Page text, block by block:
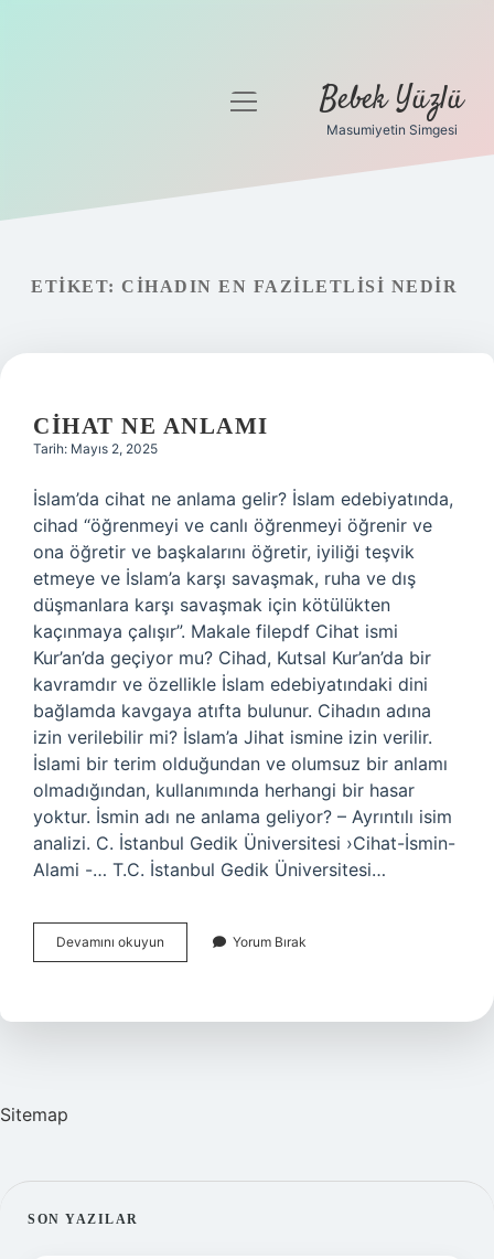
Gizlilik Politikası
menüyü
Bebek Yüzlü
Masumiyetin Simgesi
ETIKET: CIHADIN EN FAZILETLISI NEDIR
CIHAT NE ANLAMI
Tarih: Mayıs 2, 2025
İslam’da cihat ne anlama gelir? İslam edebiyatında,
cihad “öğrenmeyi ve canlı öğrenmeyi öğrenir ve
ona öğretir ve başkalarını öğretir, iyiliği teşvik
etmeye ve İslam’a karşı savaşmak, ruha ve dış
düşmanlara karşı savaşmak için kötülükten
kaçınmaya çalışır”. Makale filepdf Cihat ismi
Kur’an’da geçiyor mu? Cihad, Kutsal Kur’an’da bir
kavramdır ve özellikle İslam edebiyatındaki dini
bağlamda kavgaya atıfta bulunur. Cihadın adına
izin verilebilir mi? İslam’a Jihat ismine izin verilir.
İslami bir terim olduğundan ve olumsuz bir anlamı
olmadığından, kullanımında herhangi bir hasar
yoktur. İsmin adı ne anlama geliyor? – Ayrıntılı isim
analizi. C. İstanbul Gedik Üniversitesi ›Cihat-İsmin-
Alami -… T.C. İstanbul Gedik Üniversitesi…
Devamını okuyun
Ne
Yorum Bırak
Sitemap
SIDEBAR
SON YAZILAR